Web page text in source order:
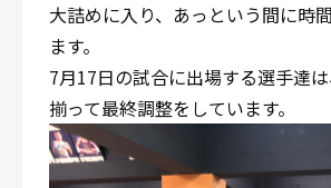
〒192-0072 東京都八王子市南町3-8
Tel/Fax：042-622-7222
営業時間：月〜土 14:00〜22:00 / 日・
大詰めに入り、あっという間に時
ます。
7月17日の試合に出場する選手達
揃って最終調整をしています。